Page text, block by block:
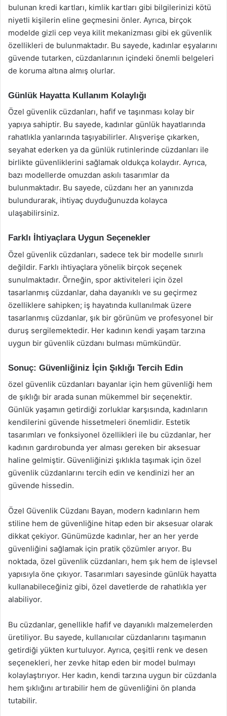
bulunan kredi kartları, kimlik kartları gibi bilgilerinizi kötü
niyetli kişilerin eline geçmesini önler. Ayrıca, birçok
modelde gizli cep veya kilit mekanizması gibi ek güvenlik
özellikleri de bulunmaktadır. Bu sayede, kadınlar eşyalarını
güvende tutarken, cüzdanlarının içindeki önemli belgeleri
de koruma altına almış olurlar.
Günlük Hayatta Kullanım Kolaylığı
Özel güvenlik cüzdanları, hafif ve taşınması kolay bir
yapıya sahiptir. Bu sayede, kadınlar günlük hayatlarında
rahatlıkla yanlarında taşıyabilirler. Alışverişe çıkarken,
seyahat ederken ya da günlük rutinlerinde cüzdanları ile
birlikte güvenliklerini sağlamak oldukça kolaydır. Ayrıca,
bazı modellerde omuzdan askılı tasarımlar da
bulunmaktadır. Bu sayede, cüzdanı her an yanınızda
bulundurarak, ihtiyaç duyduğunuzda kolayca
ulaşabilirsiniz.
Farklı İhtiyaçlara Uygun Seçenekler
Özel güvenlik cüzdanları, sadece tek bir modelle sınırlı
değildir. Farklı ihtiyaçlara yönelik birçok seçenek
sunulmaktadır. Örneğin, spor aktiviteleri için özel
tasarlanmış cüzdanlar, daha dayanıklı ve su geçirmez
özelliklere sahipken; iş hayatında kullanılmak üzere
tasarlanmış cüzdanlar, şık bir görünüm ve profesyonel bir
duruş sergilemektedir. Her kadının kendi yaşam tarzına
uygun bir güvenlik cüzdanı bulması mümkündür.
Sonuç: Güvenliğiniz İçin Şıklığı Tercih Edin
özel güvenlik cüzdanları bayanlar için hem güvenliği hem
de şıklığı bir arada sunan mükemmel bir seçenektir.
Günlük yaşamın getirdiği zorluklar karşısında, kadınların
kendilerini güvende hissetmeleri önemlidir. Estetik
tasarımları ve fonksiyonel özellikleri ile bu cüzdanlar, her
kadının gardırobunda yer alması gereken bir aksesuar
haline gelmiştir. Güvenliğinizi şıklıkla taşımak için özel
güvenlik cüzdanlarını tercih edin ve kendinizi her an
güvende hissedin.
Özel Güvenlik Cüzdanı Bayan, modern kadınların hem
stiline hem de güvenliğine hitap eden bir aksesuar olarak
dikkat çekiyor. Günümüzde kadınlar, her an her yerde
güvenliğini sağlamak için pratik çözümler arıyor. Bu
noktada, özel güvenlik cüzdanları, hem şık hem de işlevsel
yapısıyla öne çıkıyor. Tasarımları sayesinde günlük hayatta
kullanabileceğiniz gibi, özel davetlerde de rahatlıkla yer
alabiliyor.
Bu cüzdanlar, genellikle hafif ve dayanıklı malzemelerden
üretiliyor. Bu sayede, kullanıcılar cüzdanlarını taşımanın
getirdiği yükten kurtuluyor. Ayrıca, çeşitli renk ve desen
seçenekleri, her zevke hitap eden bir model bulmayı
kolaylaştırıyor. Her kadın, kendi tarzına uygun bir cüzdanla
hem şıklığını artırabilir hem de güvenliğini ön planda
tutabilir.